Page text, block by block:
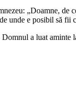
„Doamne, de
unde e posibil să
a luat aminte